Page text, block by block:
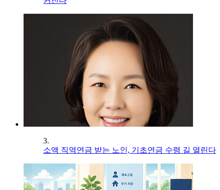
3.
소액 직역연금 받는 노인, 기초연금 수령 길 열린다